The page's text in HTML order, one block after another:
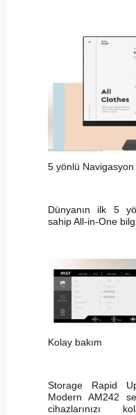
5 yönlü
Dünyanın ilk 5
sahip All-in-One
Kolay bakım
Storage Rapid
Modern AM242
cihazlarınızı